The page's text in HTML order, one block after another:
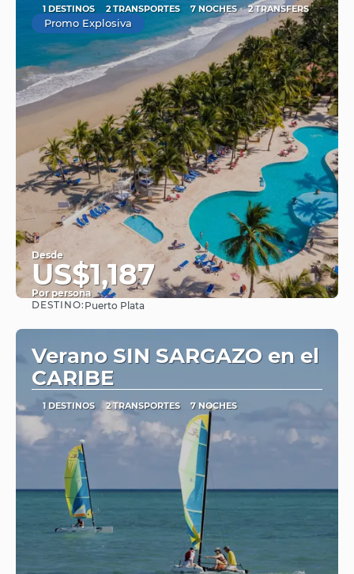
1 DESTINOS 2 TRANSPORTES 7 NOCHES 2 TRANSFERS
Promo Explosiva
Desde
US$1,187
Por persona
DESTINO: Puerto Plata
Verano SIN SARGAZO en el
CARIBE
1 DESTINOS 2 TRANSPORTES 7 NOCHES